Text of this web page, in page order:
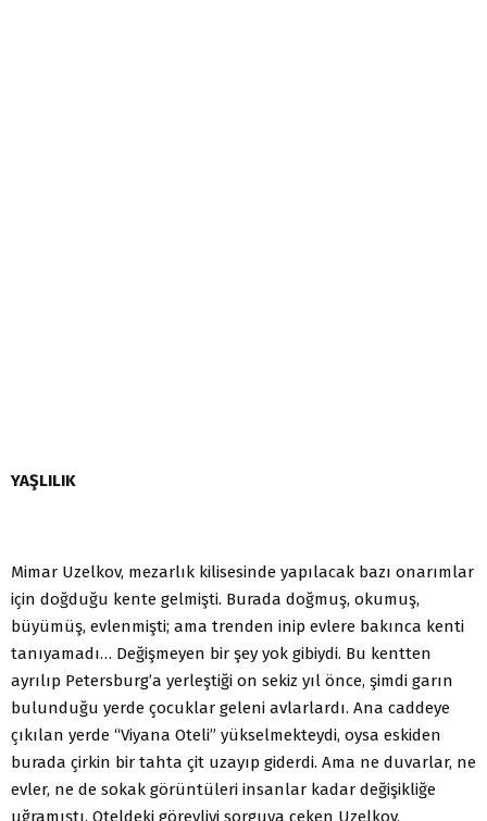
YAŞLILIK
Mimar Uzelkov, mezarlık kilisesinde yapılacak bazı onarımlar
için doğduğu kente gelmişti. Burada doğmuş, okumuş,
büyümüş, evlenmişti; ama trenden inip evlere bakınca kenti
tanıyamadı… Değişmeyen bir şey yok gibiydi. Bu kentten
ayrılıp Petersburg’a yerleştiği on sekiz yıl önce, şimdi garın
bulunduğu yerde çocuklar geleni avlarlardı. Ana caddeye
çıkılan yerde “Viyana Oteli” yükselmekteydi, oysa eskiden
burada çirkin bir tahta çit uzayıp giderdi. Ama ne duvarlar, ne
evler, ne de sokak görüntüleri insanlar kadar değişikliğe
uğramıştı. Oteldeki görevliyi sorguya çeken Uzelkov,